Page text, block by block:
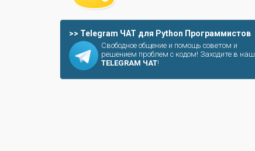
>> Telegram ЧАТ для Python Программистов
Свободное общение и помощь советом и
решением проблем с кодом! Заходите в наш
TELEGRAM ЧАТ!